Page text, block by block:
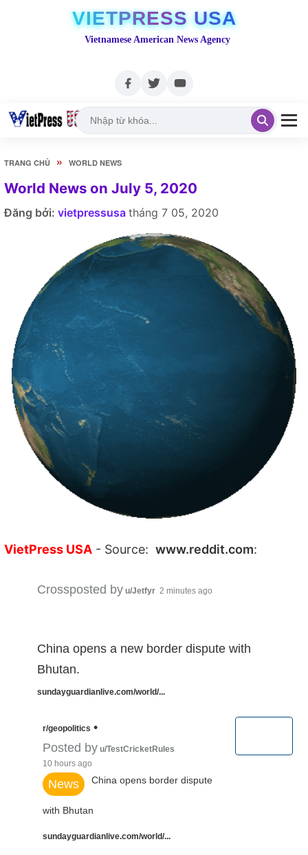
VIETPRESS USA
Vietnamese American News Agency
TRANG CHỦ » WORLD NEWS
World News on July 5, 2020
Đăng bởi: vietpressusa tháng 7 05, 2020
VietPress USA - Source: www.reddit.com:
Crossposted by u/Jetfyr 2 minutes ago
China opens a new border dispute with
Bhutan.
sundayguardianlive.com/world/...
r/geopolitics •
Posted by u/TestCricketRules
10 hours ago
News China opens border dispute
with Bhutan
sundayguardianlive.com/world/...